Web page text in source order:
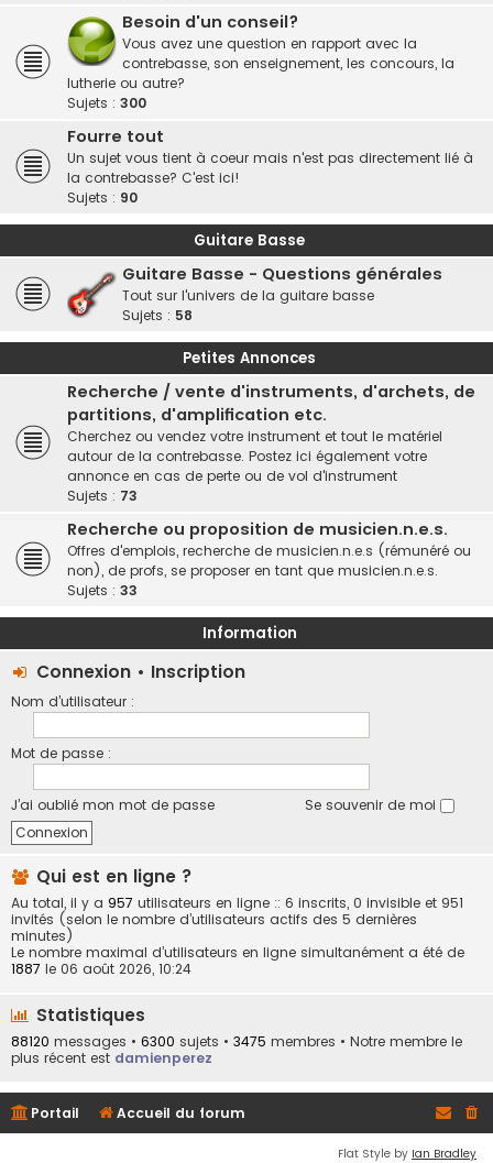
Besoin d'un conseil?
Vous avez une question en rapport avec la
contrebasse, son enseignement, les concours, la
lutherie ou autre?
Sujets : 300
Fourre tout
Un sujet vous tient à coeur mais n'est pas directement lié à
la contrebasse? C'est ici!
Sujets : 90
Guitare Basse
Guitare Basse - Questions générales
Tout sur l'univers de la guitare basse
Sujets : 58
Petites Annonces
Recherche / vente d'instruments, d'archets, de
partitions, d'amplification etc.
Cherchez ou vendez votre instrument et tout le matériel
autour de la contrebasse. Postez ici également votre
annonce en cas de perte ou de vol d'instrument
Sujets : 73
Recherche ou proposition de musicien.n.e.s.
Offres d'emplois, recherche de musicien.n.e.s (rémunéré ou
non), de profs, se proposer en tant que musicien.n.e.s.
Sujets : 33
Information
Connexion • Inscription
Nom d’utilisateur :
Mot de passe :
J’ai oublié mon mot de passe Se souvenir de moi
Qui est en ligne ?
Au total, il y a 957 utilisateurs en ligne :: 6 inscrits, 0 invisible et 951
invités (selon le nombre d’utilisateurs actifs des 5 dernières
minutes)
Le nombre maximal d’utilisateurs en ligne simultanément a été de
1887 le 06 août 2026, 10:24
Statistiques
88120 messages • 6300 sujets • 3475 membres • Notre membre le
plus récent est damienperez
Portail Accueil du forum
Flat Style by Ian Bradley